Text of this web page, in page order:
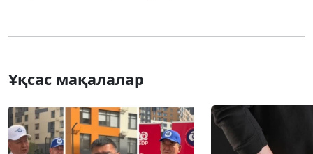
Ұқсас мақалалар